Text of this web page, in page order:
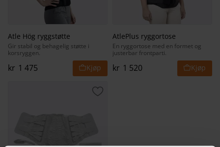
Atle Hög ryggstøtte
Gir stabil og behagelig støtte i
korsryggen.
kr 1 475
AtlePlus ryggortose
En ryggortose med en formet og
justerbar frontparti.
kr 1 520
Lagre som favoritt